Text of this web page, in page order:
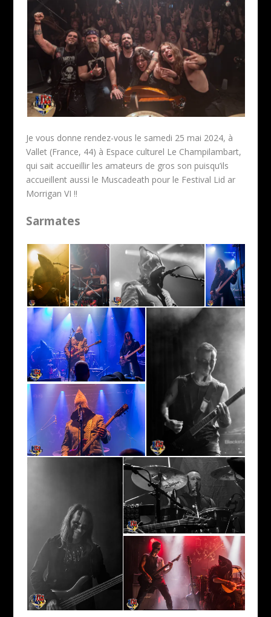
Je vous donne rendez-vous le samedi 25 mai 2024, à
Vallet (France, 44) à Espace culturel Le Champilambart,
qui sait accueillir les amateurs de gros son puisqu’ils
accueillent aussi le Muscadeath pour le Festival Lid ar
Morrigan VI !!
Sarmates